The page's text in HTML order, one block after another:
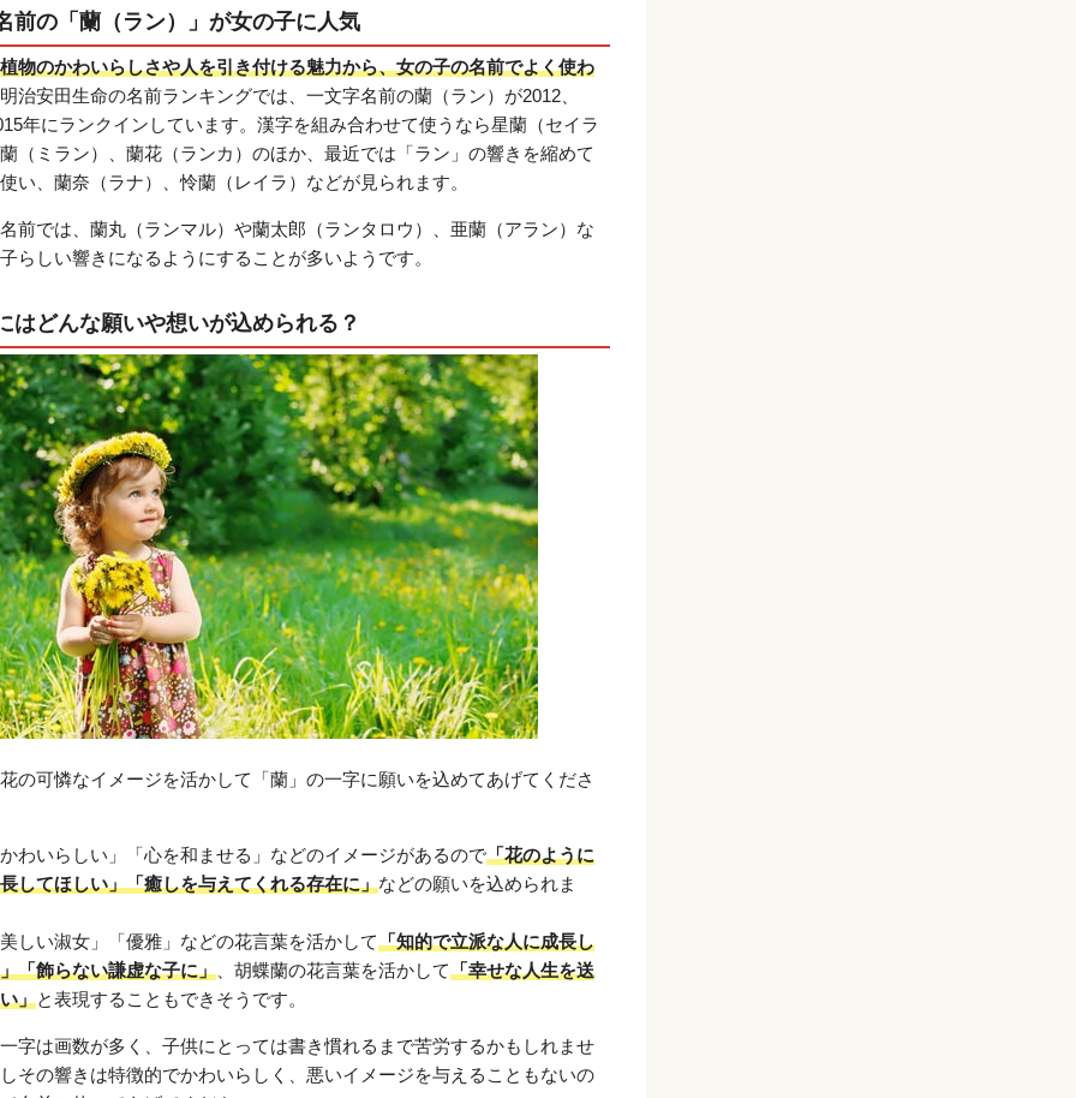
前の「蘭（ラン）」が女の子に人気
植物のかわいらしさや人を引き付ける魅力から、女の子の名前でよく使わ
治安田生命の名前ランキングでは、一文字名前の蘭（ラン）が2012、
年にランクインしています。漢字を組み合わせて使うなら星蘭（セイラ
（ミラン）、蘭花（ランカ）のほか、最近では「ラン」の響きを縮めて
い、蘭奈（ラナ）、怜蘭（レイラ）などが見られます。
前では、蘭丸（ランマル）や蘭太郎（ランタロウ）、亜蘭（アラン）な
らしい響きになるようにすることが多いようです。
はどんな願いや想いが込められる？
の可憐なイメージを活かして「蘭」の一字に願いを込めてあげてくださ
わいらしい」「心を和ませる」などのイメージがあるので「花のように
してほしい」「癒しを与えてくれる存在に」などの願いを込められま
しい淑女」「優雅」などの花言葉を活かして「知的で立派な人に成長し
「飾らない謙虚な子に」 、胡蝶蘭の花言葉を活かして「幸せな人生を送
」と表現することもできそうです。
字は画数が多く、子供にとっては書き慣れるまで苦労するかもしれませ
その響きは特徴的でかわいらしく、悪いイメージを与えることもないの